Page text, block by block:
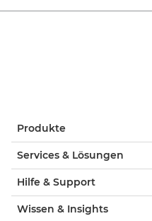
Produkte
Services & Lösungen
Hilfe & Support
Wissen & Insights